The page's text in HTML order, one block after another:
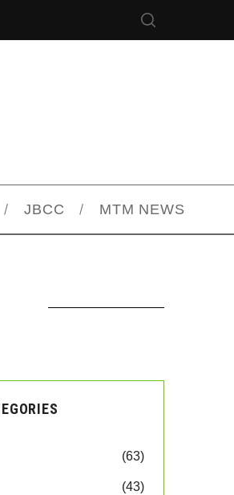
JBCC MTM NEWS
(63)
(43)